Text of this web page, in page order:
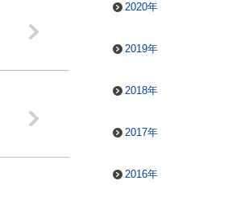
2020年
2019年
2018年
2017年
2016年